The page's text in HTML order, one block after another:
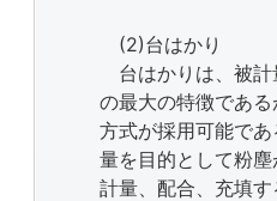
(2)台はかり
台はかりは、被計
の最大の特徴であ
方式が採用可能で
量を目的として粉
計量、配合、充填